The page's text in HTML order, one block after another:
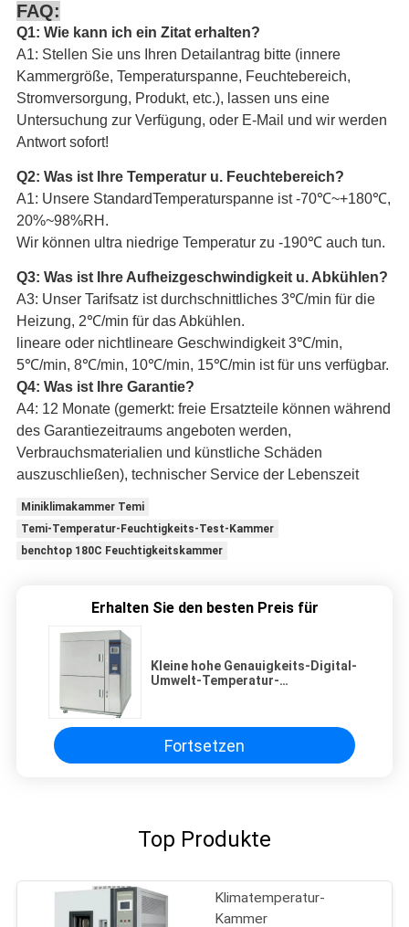
FAQ:
Q1: Wie kann ich ein Zitat erhalten?
A1: Stellen Sie uns Ihren Detailantrag bitte (innere
Kammergröße, Temperaturspanne, Feuchtebereich,
Stromversorgung, Produkt, etc.), lassen uns eine
Untersuchung zur Verfügung, oder E-Mail und wir werden
Antwort sofort!
Q2: Was ist Ihre Temperatur u. Feuchtebereich?
A1: Unsere StandardTemperaturspanne ist -70℃~+180℃,
20%~98%RH.
Wir können ultra niedrige Temperatur zu -190℃ auch tun.
Q3: Was ist Ihre Aufheizgeschwindigkeit u. Abkühlen?
A3: Unser Tarifsatz ist durchschnittliches 3℃/min für die
Heizung, 2℃/min für das Abkühlen.
lineare oder nichtlineare Geschwindigkeit 3℃/min,
5℃/min, 8℃/min, 10℃/min, 15℃/min ist für uns verfügbar.
Q4: Was ist Ihre Garantie?
A4: 12 Monate (gemerkt: freie Ersatzteile können während
des Garantiezeitraums angeboten werden,
Verbrauchsmaterialien und künstliche Schäden
auszuschließen), technischer Service der Lebenszeit
Miniklimakammer Temi
Temi-Temperatur-Feuchtigkeits-Test-Kammer
benchtop 180C Feuchtigkeitskammer
Erhalten Sie den besten Preis für
Kleine hohe Genauigkeits-Digital-
Umwelt-Temperatur-
Fortsetzen
Top Produkte
Klimatemperatur-
Kammer